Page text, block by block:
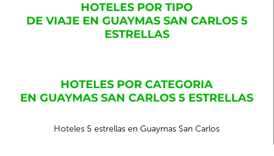
HOTELES POR TIPO
DE VIAJE EN GUAYMAS SAN CARLOS 5
ESTRELLAS
HOTELES POR CATEGORIA
EN GUAYMAS SAN CARLOS 5 ESTRELLAS
Hoteles 5 estrellas en Guaymas San Carlos